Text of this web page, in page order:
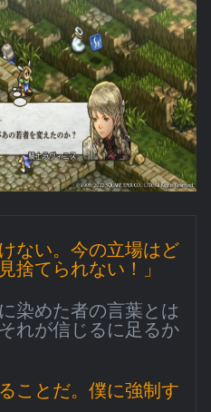
ない。今の立場はど
捨てられない！」
染めた者の言葉とは
れが信じるに足るか
ことだ。僕に強制す